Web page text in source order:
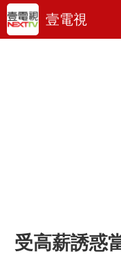
壹電視
受高薪誘惑